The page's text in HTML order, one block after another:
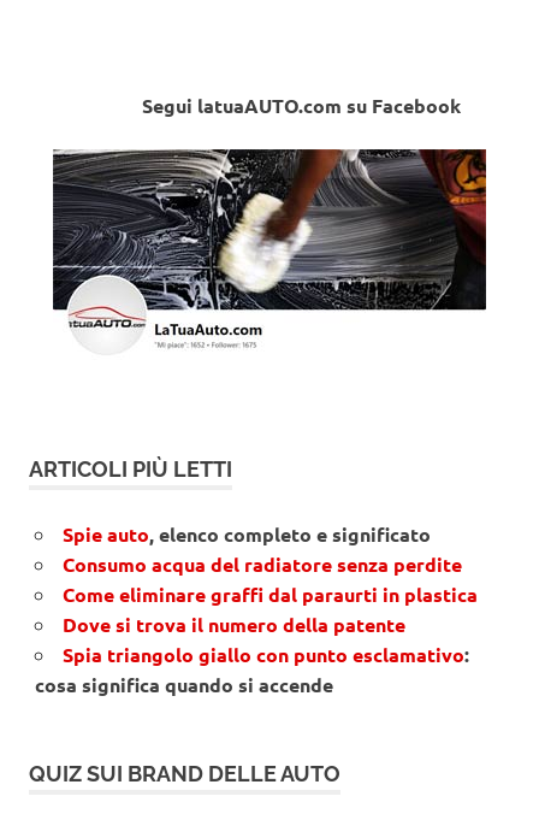
Segui latuaAUTO.com su Facebook
ARTICOLI PIÙ LETTI
Spie auto, elenco completo e significato
Consumo acqua del radiatore senza perdite
Come eliminare graffi dal paraurti in plastica
Dove si trova il numero della patente
Spia triangolo giallo con punto esclamativo:
cosa significa quando si accende
QUIZ SUI BRAND DELLE AUTO